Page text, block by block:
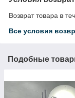
Возврат товара в
Все условия
Подобные